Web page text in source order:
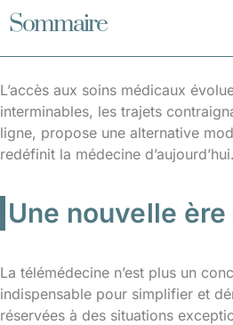
Sommaire
L’accès aux soins médicaux
interminables, les trajets
ligne, propose une alternative
redéfinit la médecine d’aujourd’hui.
Une nouvelle
La télémédecine n’est plus un
indispensable pour simplifier et
réservées à des situations